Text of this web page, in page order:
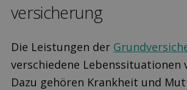
versicherung
Die Leistungen der
verschiedene Lebenssituationen
Dazu gehören Krankheit und